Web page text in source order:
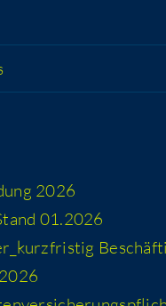
2026
01.2026